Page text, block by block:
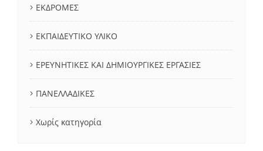
ΕΚΔΡΟΜΕΣ
ΕΚΠΑΙΔΕΥΤΙΚΟ ΥΛΙΚΟ
ΕΡΕΥΝΗΤΙΚΕΣ ΚΑΙ ΔΗΜΙΟΥΡΓΙΚΕΣ ΕΡΓΑΣΙΕΣ
ΠΑΝΕΛΛΑΔΙΚΕΣ
Χωρίς κατηγορία